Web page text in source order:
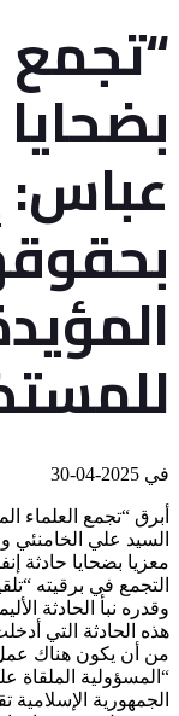
“تجمع
عباس:
في
أبرق “تجمع العلماء
السيد علي الخامنئي
معزيا بضحايا حادثة
التجمع في برقيته
وقدره نبأ الحادثة
هذه الحادثة التي
من أن يكون هناك عمل
“المسؤولية الملقاة
الجمهورية